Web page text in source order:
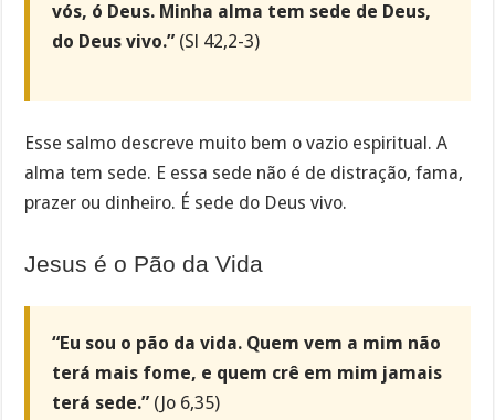
vós, ó Deus. Minha alma tem sede de Deus,
do Deus vivo.” (Sl 42,2-3)
Esse salmo descreve muito bem o vazio espiritual. A
alma tem sede. E essa sede não é de distração, fama,
prazer ou dinheiro. É sede do Deus vivo.
Jesus é o Pão da Vida
“Eu sou o pão da vida. Quem vem a mim não
terá mais fome, e quem crê em mim jamais
terá sede.” (Jo 6,35)